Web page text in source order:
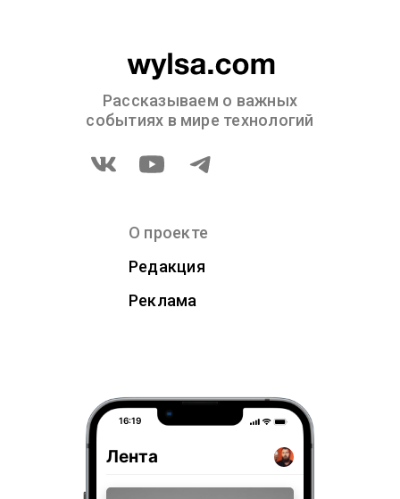
Рассказываем о важных
событиях в мире технологий
О проекте
Редакция
Реклама
16:19
Лента